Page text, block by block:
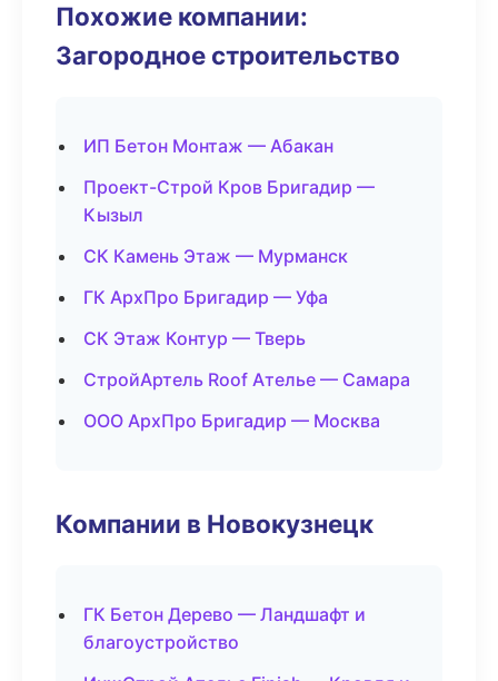
Похожие компании:
Загородное строительство
ИП Бетон Монтаж — Абакан
Проект-Строй Кров Бригадир —
Кызыл
СК Камень Этаж — Мурманск
ГК АрхПро Бригадир — Уфа
СК Этаж Контур — Тверь
СтройАртель Roof Ателье — Самара
ООО АрхПро Бригадир — Москва
Компании в Новокузнецк
ГК Бетон Дерево — Ландшафт и
благоустройство